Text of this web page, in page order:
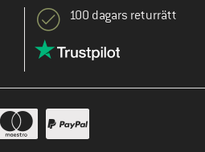
100 dagars returrätt